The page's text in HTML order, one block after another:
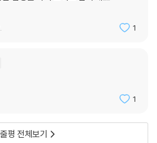
활약한 '붐'소설가들로서는 콜롬비아의
라과이의 아우구스토 로아 바스토스, 페
그들은 한결같이 라틴 아메리카 문학을 세
은 데에 크게 이바지한 작가들이다.
가장 주목받아 온 작가가 바로 가브리엘
안의 고독>(1967)으로 1982년도 노벨문
을 얻었고, 그후 <족장의 가을>(1975)을
1
1
평 전체보기